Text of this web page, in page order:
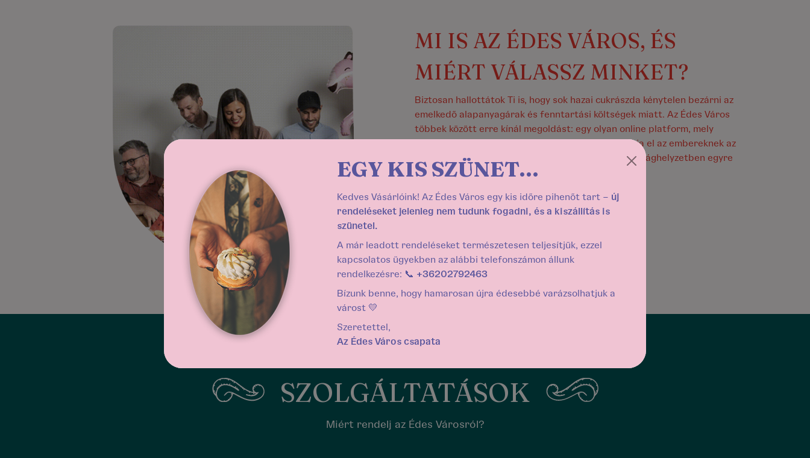
MI IS AZ ÉDES VÁROS, ÉS
MIÉRT VÁLASSZ MINKET?
Biztosan hallottátok Ti is, hogy sok hazai cukrászda kénytelen bezárni az
emelkedő alapanyagárak és fenntartási költségek miatt. Az Édes Város
többek között erre kínál megoldást: egy olyan online platform, mely
hazai, prémium cukrászdákat gyűjt össze és juttatja el az embereknek az
ünneplés és jókedv alapkellékeit, amire a jelenlegi világhelyzetben egyre
nagyobb szükség van.
SZOLGÁLTATÁSOK
Miért rendelj az Édes Városról?
EGY KIS SZÜNET...
Kedves Vásárlóink! Az Édes Város egy kis időre pihenőt tart – új
rendeléseket jelenleg nem tudunk fogadni, és a kiszállítás is
szünetel.
A már leadott rendeléseket természetesen teljesítjük, ezzel
kapcsolatos ügyekben az alábbi telefonszámon állunk
rendelkezésre: 📞 +36202792463
Bízunk benne, hogy hamarosan újra édesebbé varázsolhatjuk a
várost 💛
Szeretettel,
Az Édes Város csapata